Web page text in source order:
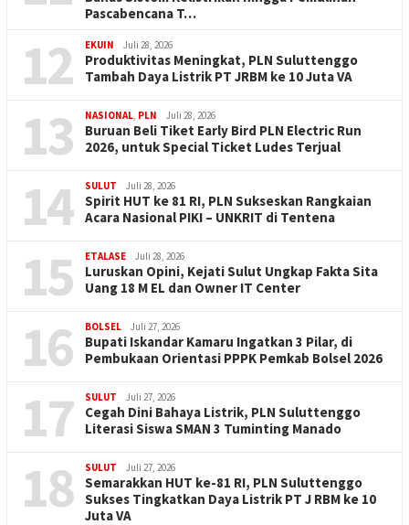
Pascabencana T…
12 EKUIN Juli 28, 2026
Produktivitas Meningkat, PLN Suluttenggo
Tambah Daya Listrik PT JRBM ke 10 Juta VA
13 NASIONAL PLN Juli 28, 2026
Buruan Beli Tiket Early Bird PLN Electric Run
2026, untuk Special Ticket Ludes Terjual
14 SULUT Juli 28, 2026
Spirit HUT ke 81 RI, PLN Sukseskan Rangkaian
Acara Nasional PIKI – UNKRIT di Tentena
15 ETALASE Juli 28, 2026
Luruskan Opini, Kejati Sulut Ungkap Fakta Sita
Uang 18 M EL dan Owner IT Center
16 BOLSEL Juli 27, 2026
Bupati Iskandar Kamaru Ingatkan 3 Pilar, di
Pembukaan Orientasi PPPK Pemkab Bolsel 2026
17 SULUT Juli 27, 2026
Cegah Dini Bahaya Listrik, PLN Suluttenggo
Literasi Siswa SMAN 3 Tuminting Manado
18 SULUT Juli 27, 2026
Semarakkan HUT ke-81 RI, PLN Suluttenggo
Sukses Tingkatkan Daya Listrik PT J RBM ke 10
Juta VA